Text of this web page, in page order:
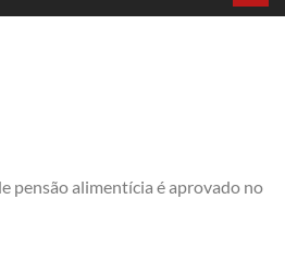
pensão alimentícia é aprovado no